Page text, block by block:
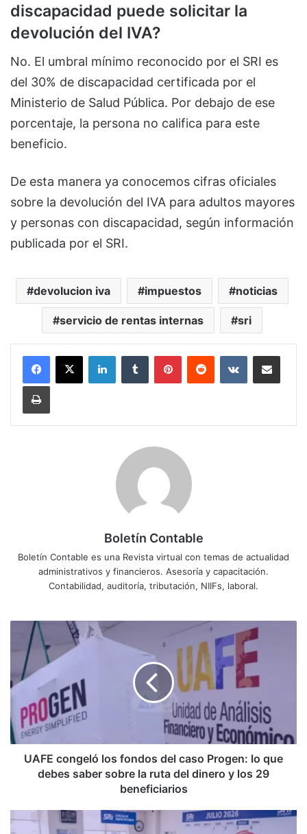
discapacidad puede solicitar la
devolución del IVA?
No. El umbral mínimo reconocido por el SRI es
del 30% de discapacidad certificada por el
Ministerio de Salud Pública. Por debajo de ese
porcentaje, la persona no califica para este
beneficio.
De esta manera ya conocemos cifras oficiales
sobre la devolución del IVA para adultos mayores
y personas con discapacidad, según información
publicada por el SRI.
devolucion iva impuestos noticias
servicio de rentas internas sri
LinkedInTumblr PinterestReddit VKontakteCompartir por
Imprimir
Boletín Contable
Boletín Contable es una Revista virtual con temas de actualidad
administrativos y financieros. Asesoría y capacitación.
Contabilidad, auditoría, tributación, NIIFs, laboral.
UAFE
congeló
fondos
del
caso
Progen:
lo
que
debesUAFE congeló los fondos del caso Progen: lo que
debes saber sobre la ruta del dinero y los 29
beneficiarios
Calendario
tributario